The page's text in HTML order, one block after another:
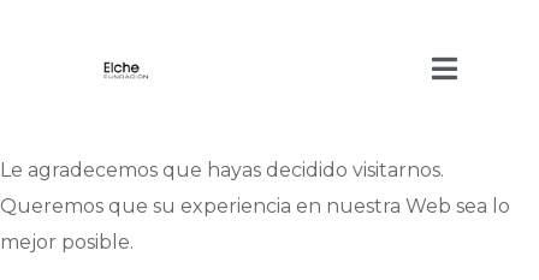
Le agradecemos que hayas decidido visitarnos.
Queremos que su experiencia en nuestra Web sea lo
mejor posible.